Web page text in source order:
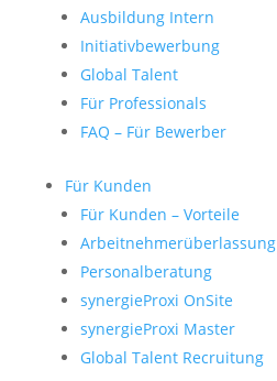
Ausbildung Intern
Initiativbewerbung
Global Talent
Für Professionals
FAQ – Für Bewerber
Für Kunden
Für Kunden – Vorteile
Arbeitnehmerüberlassung
Personalberatung
synergieProxi OnSite
synergieProxi Master
Global Talent Recruitung